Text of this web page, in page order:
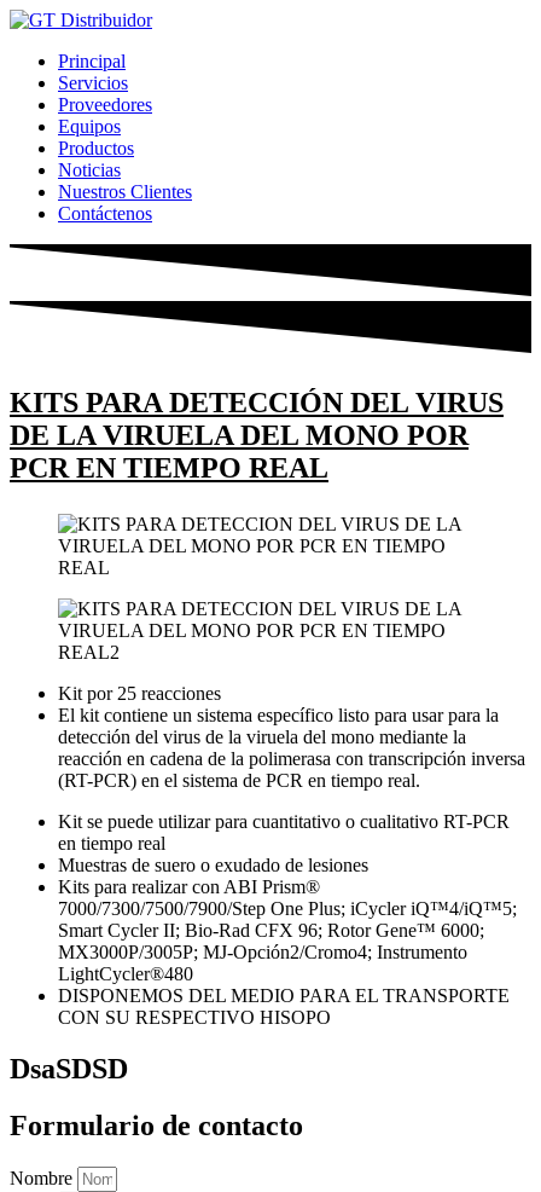
Ir
contenidoPrincipal
Servicios
Proveedores
Equipos
Productos
Noticias
Nuestros Clientes
Contáctenos
KITS PARA DETECCIÓN DEL VIRUS
DE LA VIRUELA DEL MONO POR
PCR EN TIEMPO REAL
Kit por 25 reacciones
El kit contiene un sistema específico listo para usar para la
detección del virus de la viruela del mono mediante la
reacción en cadena de la polimerasa con transcripción inversa
(RT-PCR) en el sistema de PCR en tiempo real.
Kit se puede utilizar para cuantitativo o cualitativo RT-PCR
en tiempo real
Muestras de suero o exudado de lesiones
Kits para realizar con ABI Prism®
7000/7300/7500/7900/Step One Plus; iCycler iQ™4/iQ™5;
Smart Cycler II; Bio-Rad CFX 96; Rotor Gene™ 6000;
MX3000P/3005P; MJ-Opción2/Cromo4; Instrumento
LightCycler®480
DISPONEMOS DEL MEDIO PARA EL TRANSPORTE
CON SU RESPECTIVO HISOPO
DsaSDSD
Formulario de contacto
Nombre